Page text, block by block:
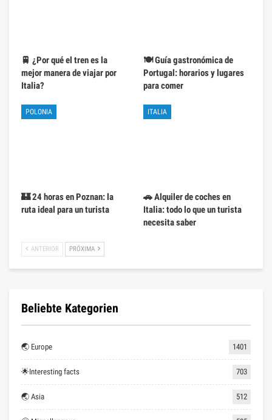
🚆 ¿Por qué el tren es la
mejor manera de viajar por
Italia?
🍽️ Guía gastronómica de
Portugal: horarios y lugares
para comer
POLONIA
🏰 24 horas en Poznan: la
ruta ideal para un turista
ITALIA
🚗 Alquiler de coches en
Italia: todo lo que un turista
necesita saber
ANTERIOR PRÓXIMA
Beliebte Kategorien
🌏 Europe 1401
🌟Interesting facts 703
🌏 Asia 512